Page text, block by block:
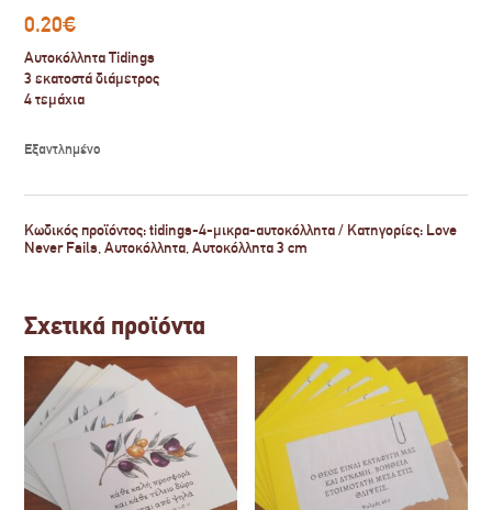
0.20€
Αυτοκόλλητα Tidings
3 εκατοστά διάμετρος
4 τεμάχια
Εξαντλημένο
Κωδικός προϊόντος:tidings-4-μικρα-αυτοκόλλητα Κατηγορίες: Love
Never Fails,Αυτοκόλλητα,Αυτοκόλλητα 3 cm
Σχετικά προϊόντα